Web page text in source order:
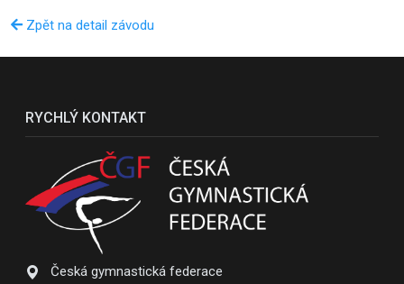
Zpět na detail závodu
RYCHLÝ KONTAKT
Česká gymnastická federace